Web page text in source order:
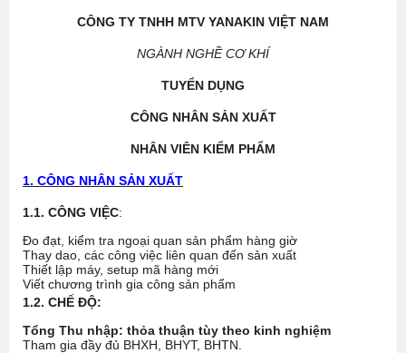
CÔNG TY TNHH MTV YANAKIN VIỆT NAM
NGÀNH NGHỀ CƠ KHÍ
TUYỂN DỤNG
CÔNG NHÂN SẢN XUẤT
NHÂN VIÊN KIỂM PHẨM
1. CÔNG NHÂN SẢN XUẤT
1.1. CÔNG VIỆC:
Đo đạt, kiểm tra ngoại quan sản phẩm hàng giờ
Thay dao, các công việc liên quan đến sản xuất
Thiết lập máy, setup mã hàng mới
Viết chương trình gia công sản phẩm
1.2. CHẾ ĐỘ:
Tổng Thu nhập: thỏa thuận tùy theo kinh nghiệm
Tham gia đầy đủ BHXH, BHYT, BHTN.